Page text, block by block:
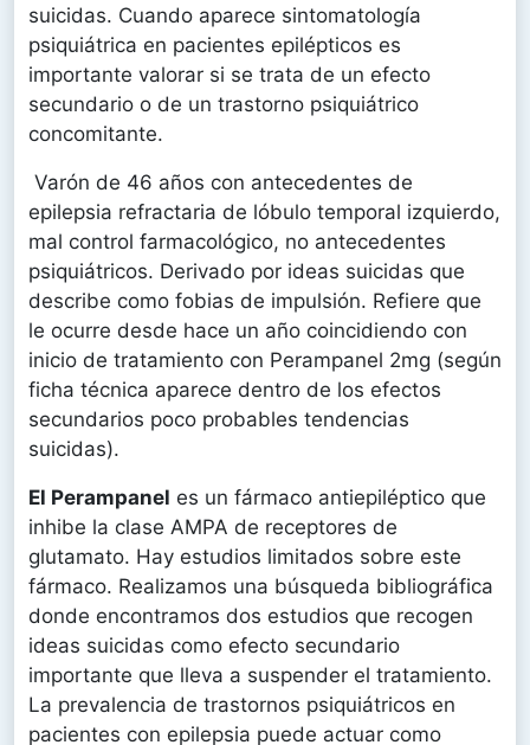
suicidas. Cuando aparece sintomatología
psiquiátrica en pacientes epilépticos es
importante valorar si se trata de un efecto
secundario o de un trastorno psiquiátrico
concomitante.
Varón de 46 años con antecedentes de
epilepsia refractaria de lóbulo temporal izquierdo,
mal control farmacológico, no antecedentes
psiquiátricos. Derivado por ideas suicidas que
describe como fobias de impulsión. Refiere que
le ocurre desde hace un año coincidiendo con
inicio de tratamiento con Perampanel 2mg (según
ficha técnica aparece dentro de los efectos
secundarios poco probables tendencias
suicidas).
El Perampanel es un fármaco antiepiléptico que
inhibe la clase AMPA de receptores de
glutamato. Hay estudios limitados sobre este
fármaco. Realizamos una búsqueda bibliográfica
donde encontramos dos estudios que recogen
ideas suicidas como efecto secundario
importante que lleva a suspender el tratamiento.
La prevalencia de trastornos psiquiátricos en
pacientes con epilepsia puede actuar como